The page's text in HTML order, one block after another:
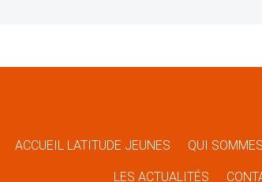
ACCUEIL LATITUDE JEUNES QUI
LES ACTUALITÉS